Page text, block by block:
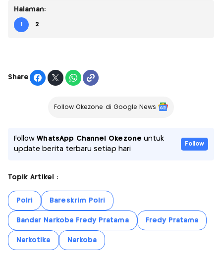
Halaman:
1 2
Share
Follow Okezone di Google News
FollowWhatsApp Channel Okezone untuk
update berita terbaru setiap hari
Follow
Topik Artikel :
Polri Bareskrim Polri
Bandar Narkoba Fredy Pratama Fredy Pratama
Narkotika Narkoba